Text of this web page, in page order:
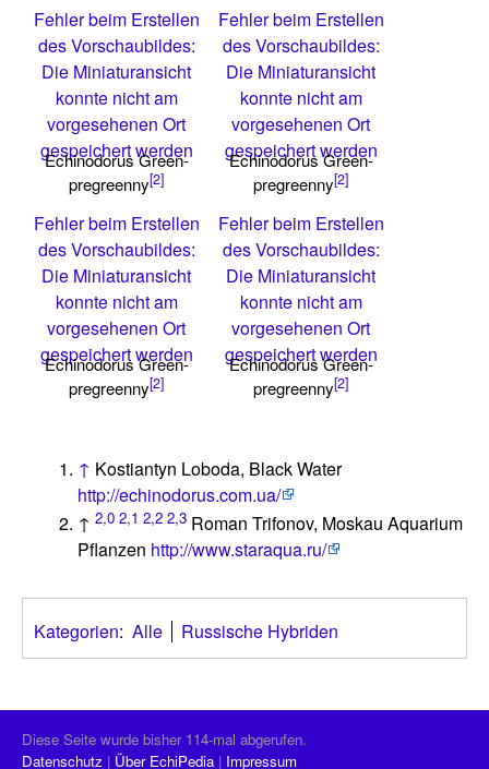
Fehler beim Erstellen
des Vorschaubildes:
Die Miniaturansicht
konnte nicht am
vorgesehenen Ort
gespeichert werden
Echinodorus Green-
pregreenny[2]
Fehler beim Erstellen
des Vorschaubildes:
Die Miniaturansicht
konnte nicht am
vorgesehenen Ort
gespeichert werden
Echinodorus Green-
pregreenny[2]
Fehler beim Erstellen
des Vorschaubildes:
Die Miniaturansicht
konnte nicht am
vorgesehenen Ort
gespeichert werden
Echinodorus Green-
pregreenny[2]
Fehler beim Erstellen
des Vorschaubildes:
Die Miniaturansicht
konnte nicht am
vorgesehenen Ort
gespeichert werden
Echinodorus Green-
pregreenny[2]
↑ Kostiantyn Loboda, Black Water
http://echinodorus.com.ua/
↑2,0 2,1 2,2 2,3 Roman Trifonov, Moskau Aquarium
Pflanzen http://www.staraqua.ru/
Kategorien: Alle Russische Hybriden
Diese Seite wurde bisher 114-mal abgerufen.
Datenschutz
Über EchiPedia Impressum